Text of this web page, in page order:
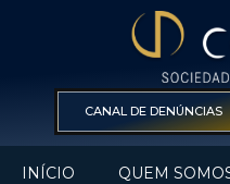
CANAL DE DENÚNCIAS
INÍCIO QUEM